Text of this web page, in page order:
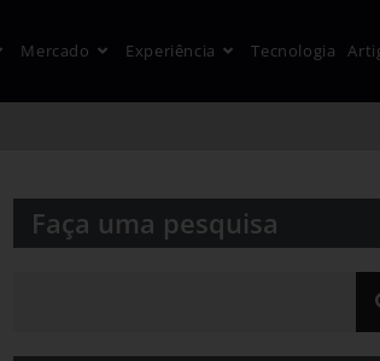
Mercado Experiência Tecnologia
Faça uma pesquisa​​